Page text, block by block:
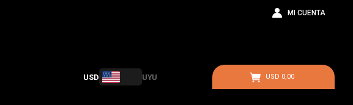
USD 0,00
USD UYU